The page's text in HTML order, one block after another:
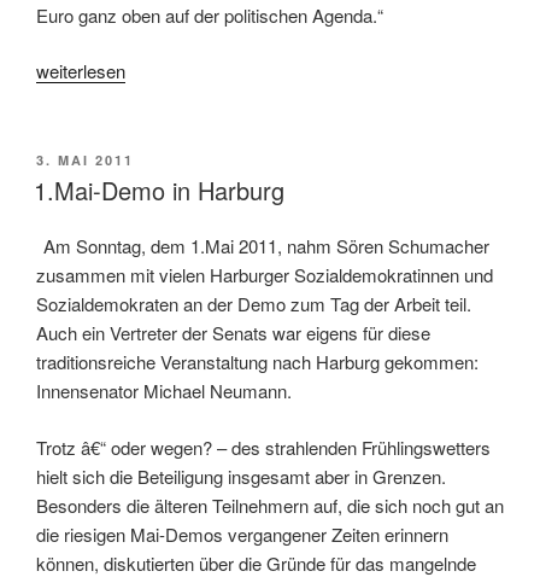
Euro ganz oben auf der politischen Agenda.“
„1.
Harburg“
weiterlesen
VERÖFFENTLICHT
AM
3. MAI 2011
1.Mai-Demo in Harburg
Am Sonntag, dem 1.Mai 2011, nahm Sören Schumacher
zusammen mit vielen Harburger Sozialdemokratinnen und
Sozialdemokraten an der Demo zum Tag der Arbeit teil.
Auch ein Vertreter der Senats war eigens für diese
traditionsreiche Veranstaltung nach Harburg gekommen:
Innensenator Michael Neumann.
Trotz â€“ oder wegen? – des strahlenden Frühlingswetters
hielt sich die Beteiligung insgesamt aber in Grenzen.
Besonders die älteren Teilnehmern auf, die sich noch gut an
die riesigen Mai-Demos vergangener Zeiten erinnern
können, diskutierten über die Gründe für das mangelnde